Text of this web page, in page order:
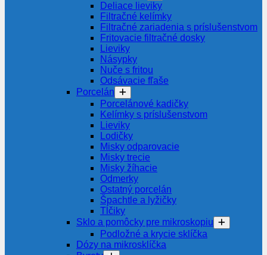
Deliace lieviky
Filtračné kelímky
Filtračné zariadenia s príslušenstvom
Fritovacie filtračné dosky
Lieviky
Násypky
Nuče s fritou
Odsávacie fľaše
Porcelán
Porcelánové kadičky
Kelímky s príslušenstvom
Lieviky
Lodičky
Misky odparovacie
Misky trecie
Misky žíhacie
Odmerky
Ostatný porcelán
Špachtle a lyžičky
Tĺčiky
Sklo a pomôcky pre mikroskopiu
Podložné a krycie sklíčka
Dózy na mikrosklíčka